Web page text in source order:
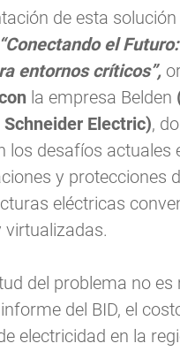
de esta
“Conectando el
entornos críticos”,
la empresa Belden
Schneider Electric),
los desafíos actuales
y protecciones
eléctricas
virtualizadas.
del problema no es
del BID, el
electricidad en la